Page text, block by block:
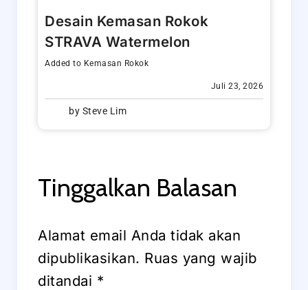
Desain Kemasan Rokok
STRAVA Watermelon
Added to Kemasan Rokok
Juli 23, 2026
by Steve Lim
Tinggalkan Balasan
Alamat email Anda tidak akan
dipublikasikan. Ruas yang wajib
ditandai *